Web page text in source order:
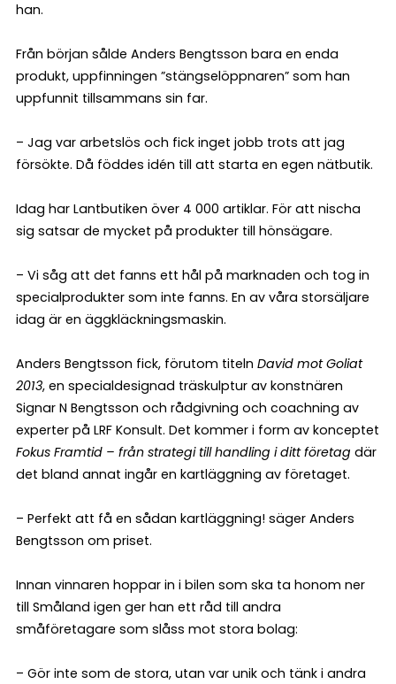
han.
Från början sålde Anders Bengtsson bara en enda
produkt, uppfinningen ”stängselöppnaren” som han
uppfunnit tillsammans sin far.
– Jag var arbetslös och fick inget jobb trots att jag
försökte. Då föddes idén till att starta en egen nätbutik.
Idag har Lantbutiken över 4 000 artiklar. För att nischa
sig satsar de mycket på produkter till hönsägare.
– Vi såg att det fanns ett hål på marknaden och tog in
specialprodukter som inte fanns. En av våra storsäljare
idag är en äggkläckningsmaskin.
Anders Bengtsson fick, förutom titeln David mot Goliat
2013, en specialdesignad träskulptur av konstnären
Signar N Bengtsson och rådgivning och coachning av
experter på LRF Konsult. Det kommer i form av konceptet
Fokus Framtid – från strategi till handling i ditt företag där
det bland annat ingår en kartläggning av företaget.
– Perfekt att få en sådan kartläggning! säger Anders
Bengtsson om priset.
Innan vinnaren hoppar in i bilen som ska ta honom ner
till Småland igen ger han ett råd till andra
småföretagare som slåss mot stora bolag:
– Gör inte som de stora, utan var unik och tänk i andra